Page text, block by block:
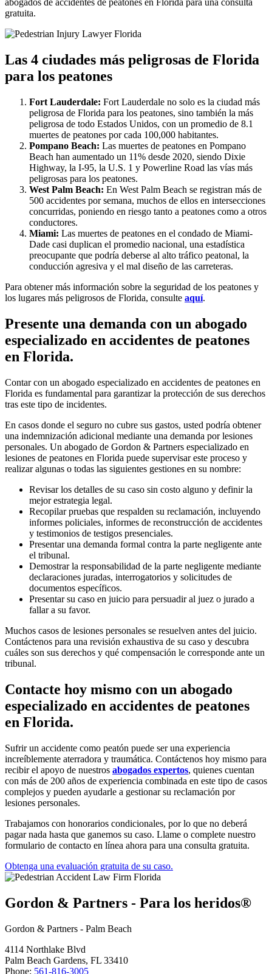
abogados de accidentes de peatones en Florida para una consulta
gratuita.
Las 4 ciudades más peligrosas de Florida
para los peatones
Fort Lauderdale: Fort Lauderdale no solo es la ciudad más
peligrosa de Florida para los peatones, sino también la más
peligrosa de todo Estados Unidos, con un promedio de 8.1
muertes de peatones por cada 100,000 habitantes.
Pompano Beach: Las muertes de peatones en Pompano
Beach han aumentado un 11% desde 2020, siendo Dixie
Highway, la I-95, la U.S. 1 y Powerline Road las vías más
peligrosas para los peatones.
West Palm Beach: En West Palm Beach se registran más de
500 accidentes por semana, muchos de ellos en intersecciones
concurridas, poniendo en riesgo tanto a peatones como a otros
conductores.
Miami: Las muertes de peatones en el condado de Miami-
Dade casi duplican el promedio nacional, una estadística
preocupante que podría deberse al alto tráfico peatonal, la
conducción agresiva y el mal diseño de las carreteras.
Para obtener más información sobre la seguridad de los peatones y
los lugares más peligrosos de Florida, consulte aquí.
Presente una demanda con un abogado
especializado en accidentes de peatones
en Florida.
Contar con un abogado especializado en accidentes de peatones en
Florida es fundamental para garantizar la protección de sus derechos
tras este tipo de incidentes.
En casos donde el seguro no cubre sus gastos, usted podría obtener
una indemnización adicional mediante una demanda por lesiones
personales. Un abogado de Gordon & Partners especializado en
lesiones de peatones en Florida puede supervisar este proceso y
realizar algunas o todas las siguientes gestiones en su nombre:
Revisar los detalles de su caso sin costo alguno y definir la
mejor estrategia legal.
Recopilar pruebas que respalden su reclamación, incluyendo
informes policiales, informes de reconstrucción de accidentes
y testimonios de testigos presenciales.
Presentar una demanda formal contra la parte negligente ante
el tribunal.
Demostrar la responsabilidad de la parte negligente mediante
declaraciones juradas, interrogatorios y solicitudes de
documentos específicos.
Presentar su caso en juicio para persuadir al juez o jurado a
fallar a su favor.
Muchos casos de lesiones personales se resuelven antes del juicio.
Contáctenos para una revisión exhaustiva de su caso y descubra
cuáles son sus derechos y qué compensación le corresponde ante un
tribunal.
Contacte hoy mismo con un abogado
especializado en accidentes de peatones
en Florida.
Sufrir un accidente como peatón puede ser una experiencia
increíblemente aterradora y traumática. Contáctenos hoy mismo para
recibir el apoyo de nuestros abogados expertos, quienes cuentan
con más de 200 años de experiencia combinada en este tipo de casos
complejos y pueden ayudarle a gestionar su reclamación por
lesiones personales.
Trabajamos con honorarios condicionales, por lo que no deberá
pagar nada hasta que ganemos su caso. Llame o complete nuestro
formulario de contacto en línea ahora para una consulta gratuita.
Obtenga una evaluación gratuita de su caso.
Gordon & Partners - Para los heridos®
Gordon & Partners - Palm Beach
4114 Northlake Blvd
Palm Beach Gardens, FL 33410
Phone: 561-816-3005